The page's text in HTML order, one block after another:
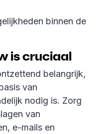
binnen de
is cruciaal
belangrijk,
van
nodig is. Zorg
van
e-mails en